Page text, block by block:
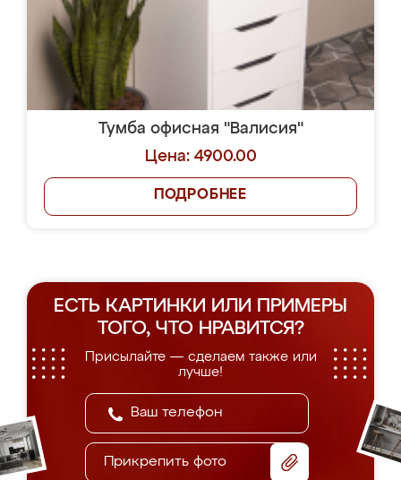
Тумба офисная "Валисия"
Цена: 4900.00
ПОДРОБНЕЕ
ЕСТЬ КАРТИНКИ ИЛИ ПРИМЕРЫ
ТОГО, ЧТО НРАВИТСЯ?
Присылайте — сделаем также или
лучше!
Прикрепить фото